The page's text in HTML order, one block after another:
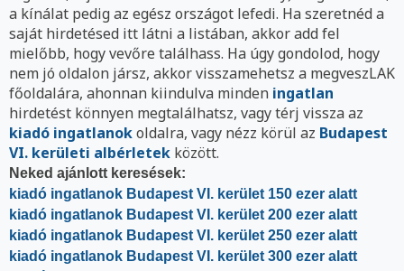
a kínálat pedig az egész országot lefedi. Ha szeretnéd a
saját hirdetésed itt látni a listában, akkor add fel
mielőbb, hogy vevőre találhass. Ha úgy gondolod, hogy
nem jó oldalon jársz, akkor visszamehetsz a megveszLAK
főoldalára, ahonnan kiindulva minden ingatlan
hirdetést könnyen megtalálhatsz, vagy térj vissza az
kiadó ingatlanokoldalra, vagy nézz körül az Budapest
VI. kerületi albérletek között.
Neked ajánlott keresések:
kiadó ingatlanok Budapest VI. kerület 150 ezer alatt
kiadó ingatlanok Budapest VI. kerület 200 ezer alatt
kiadó ingatlanok Budapest VI. kerület 250 ezer alatt
kiadó ingatlanok Budapest VI. kerület 300 ezer alatt